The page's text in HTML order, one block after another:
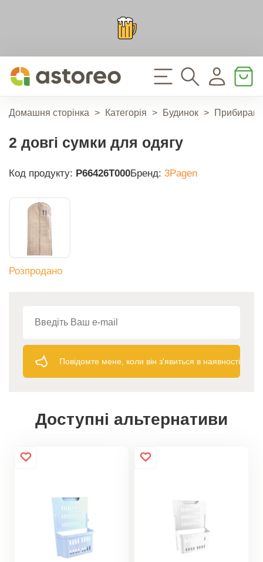
Домашня сторінка > Категорія > Будинок >
2 довгі сумки для одягу
Код продукту: P66426T000Бренд: 3Pagen
Розпродано
Повідомте мене, коли він з'явиться в наявності
Доступні альтернативи